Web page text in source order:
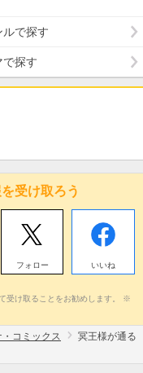
ルで探す
で探す
受け取ろう
フォロー いいね
受け取ることをお勧めします。 ※
・コミックス
冥王様が通る